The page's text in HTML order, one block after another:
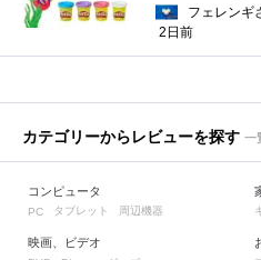
フェレンギ
2日前
カテゴリーからレビューを探す 一
コンピュータ
PC タブレット 周辺機器
映画、ビデオ